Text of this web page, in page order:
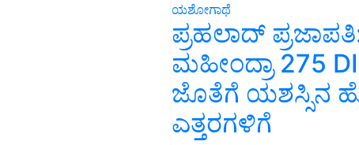
ಯಶೋಗಾಥೆ
ಪ್ರಹಲಾದ್
ಮಹೀಂದ್ರಾ 275
ಜೊತೆಗೆ ಯಶಸ್ಸಿನ
ಎತ್ತರಗಳಿಗೆ